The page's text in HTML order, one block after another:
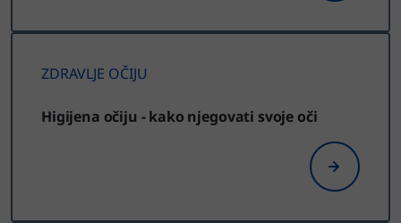
ZDRAVLJE OČIJU
Higijena očiju - kako njegovati svoje oči